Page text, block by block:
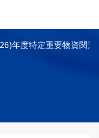
年度特定重要物資関